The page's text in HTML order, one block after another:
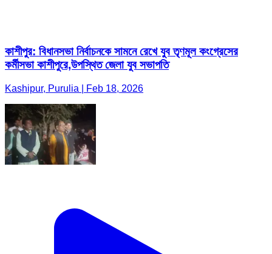
কাশীপুর: বিধানসভা নির্বাচনকে সামনে রেখে যুব তৃণমূল কংগ্রেসের
কর্মীসভা কাশীপুরে,উপস্থিত জেলা যুব সভাপতি
Kashipur, Purulia | Feb 18, 2026